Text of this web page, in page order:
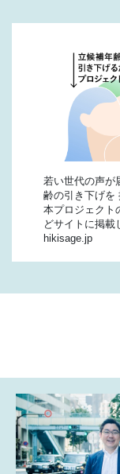
若い世代の声が
齢の引き下げを
本プロジェクト
どサイトに掲載
hikisage.jp